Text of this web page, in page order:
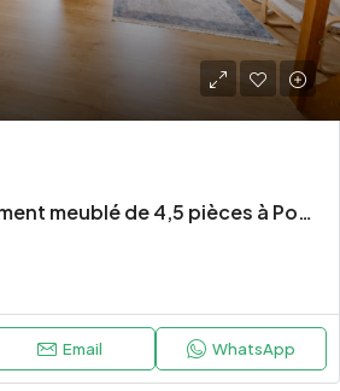
Spacieux appartement meublé de 4,5 pièces à Porrentruy
Email WhatsApp